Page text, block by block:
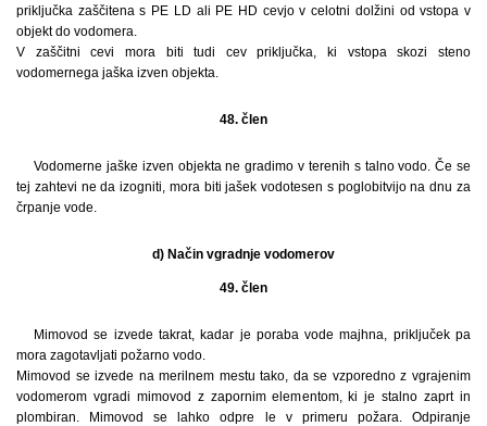
priključka zaščitena s PE LD ali PE HD cevjo v celotni dolžini od vstopa v
objekt do vodomera.
V zaščitni cevi mora biti tudi cev priključka, ki vstopa skozi steno
vodomernega jaška izven objekta.
48. člen
Vodomerne jaške izven objekta ne gradimo v terenih s talno vodo. Če se
tej zahtevi ne da izogniti, mora biti jašek vodotesen s poglobitvijo na dnu za
črpanje vode.
d) Način vgradnje vodomerov
49. člen
Mimovod se izvede takrat, kadar je poraba vode majhna, priključek pa
mora zagotavljati požarno vodo.
Mimovod se izvede na merilnem mestu tako, da se vzporedno z vgrajenim
vodomerom vgradi mimovod z zapornim elementom, ki je stalno zaprt in
plombiran. Mimovod se lahko odpre le v primeru požara. Odpiranje